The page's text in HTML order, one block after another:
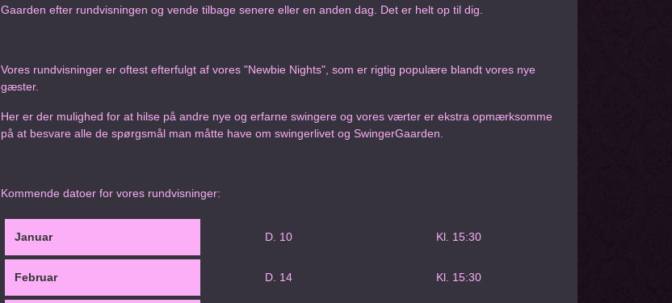
Gaarden efter rundvisningen og vende tilbage senere eller en anden dag. Det er helt op til dig.
Vores rundvisninger er oftest efterfulgt af vores "Newbie Nights", som er rigtig populære blandt vores nye
gæster.
Her er der mulighed for at hilse på andre nye og erfarne swingere og vores værter er ekstra opmærksomme
på at besvare alle de spørgsmål man måtte have om swingerlivet og SwingerGaarden.
Kommende datoer for vores rundvisninger:
Januar D. 10 Kl. 15:30
Februar D. 14 Kl. 15:30